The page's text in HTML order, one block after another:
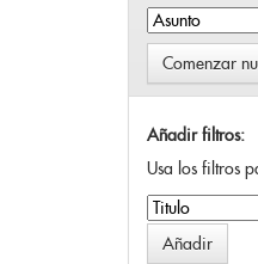
Comenzar
Añadir filtros:
Usa los filtros